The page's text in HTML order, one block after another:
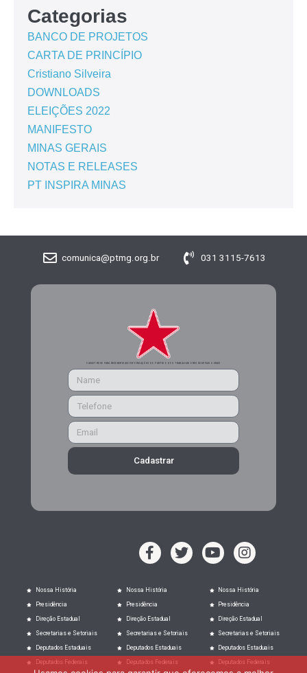
Categorias
BANCO DE PROJETOS
CARTA DE PRINCÍPIO
Cristiano Silveira
DOWNLOADS
ELEIÇÕES 2022
MANIFESTO
MINAS GERAIS
NOTAS E RELEASES
PT INSPIRA MINAS
comunica@ptmg.org.br 031 3115-7613
CADASTRE-SE PARA RECEBER MAIS INFORMAÇÕES DO PARTIDO DOS TRABALHADORES DE MINAS GERAIS
Cadastrar
Nossa História
Presidência
Direção Estadual
Secretarias e Setoriais
Deputados Estaduais
Deputados Federais
Nossa História
Presidência
Direção Estadual
Secretarias e Setoriais
Deputados Estaduais
Deputados Federais
Nossa História
Presidência
Direção Estadual
Secretarias e Setoriais
Deputados Estaduais
Deputados Federais